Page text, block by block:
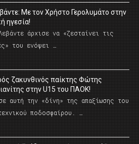
Με τον Χρήστο Γερολυμάτο στην
ηγεσία!
άρχισε να «ζεσταίνει τις
του ενόψει …
ζακυνθινός παίκτης Φώτης
στην U15 του ΠΑΟΚ!
αυτή την «δίνη» της απαξίωσης του
ποδοσφαίρου. …